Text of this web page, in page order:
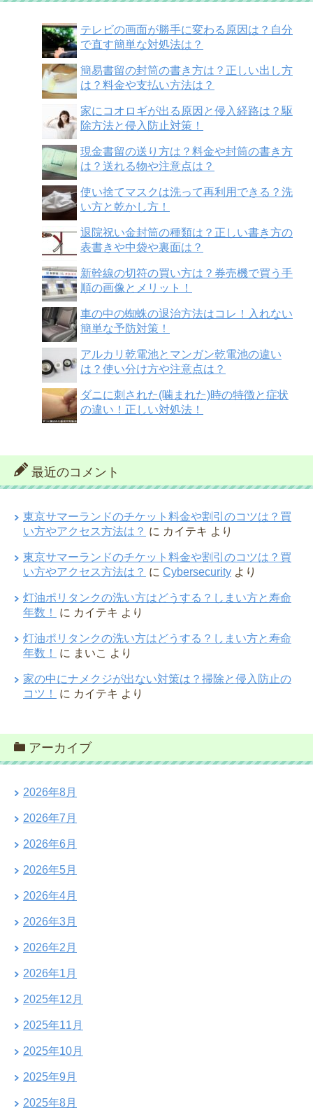
テレビの画面が勝手に変わる原因は？自分
で直す簡単な対処法は？
簡易書留の封筒の書き方は？正しい出し方
は？料金や支払い方法は？
家にコオロギが出る原因と侵入経路は？駆
除方法と侵入防止対策！
現金書留の送り方は？料金や封筒の書き方
は？送れる物や注意点は？
使い捨てマスクは洗って再利用できる？洗
い方と乾かし方！
退院祝い金封筒の種類は？正しい書き方の
表書きや中袋や裏面は？
新幹線の切符の買い方は？券売機で買う手
順の画像とメリット！
車の中の蜘蛛の退治方法はコレ！入れない
簡単な予防対策！
アルカリ乾電池とマンガン乾電池の違い
は？使い分け方や注意点は？
ダニに刺された(噛まれた)時の特徴と症状
の違い！正しい対処法！
最近のコメント
東京サマーランドのチケット料金や割引のコツは？買
い方やアクセス方法は？ に カイテキ より
東京サマーランドのチケット料金や割引のコツは？買
い方やアクセス方法は？ に Cybersecurity より
灯油ポリタンクの洗い方はどうする？しまい方と寿命
年数！
に カイテキ より
灯油ポリタンクの洗い方はどうする？しまい方と寿命
年数！
に まいこ より
家の中にナメクジが出ない対策は？掃除と侵入防止の
コツ！
に カイテキ より
アーカイブ
2026年8月
2026年7月
2026年6月
2026年5月
2026年4月
2026年3月
2026年2月
2026年1月
2025年12月
2025年11月
2025年10月
2025年9月
2025年8月